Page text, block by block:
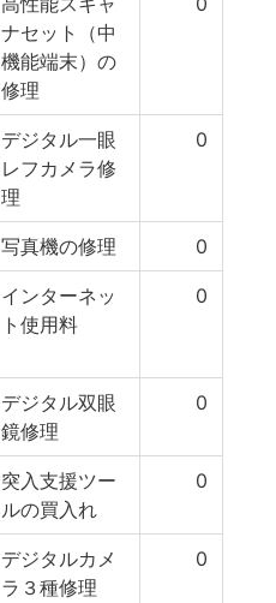
ナセット（中
機能端末）の
修理
デジタル一眼
レフカメラ修
理
0
写真機の修理 0
インターネッ
ト使用料
0
デジタル双眼
鏡修理
0
突入支援ツー
ルの買入れ
0
デジタルカメ
ラ３種修理
0